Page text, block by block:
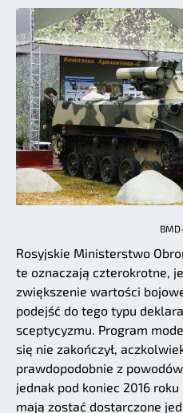
Rosyjskie Ministerstwo
te oznaczają czterokrotne,
zwiększenie wartości
podejść do tego typu
sceptycyzmu. Program
się nie zakończył,
prawdopodobnie z
jednak pod koniec 2016
mają zostać dostarczone